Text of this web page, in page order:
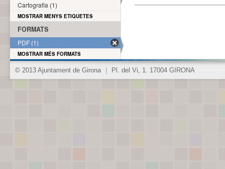
Cartografia (1)
MOSTRAR MENYS ETIQUETES
FORMATS
PDF (1)
MOSTRAR MÉS FORMATS
© 2013 Ajuntament de Girona Pl. del Vi, 1. 17004 GIRONA